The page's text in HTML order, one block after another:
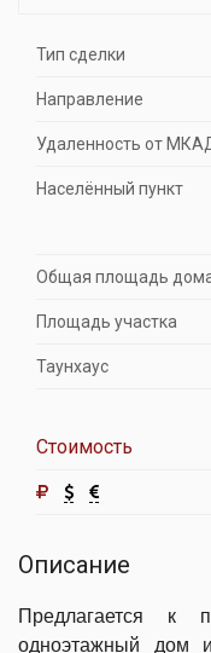
Тип сделки
Направление
Удаленность от
Населённый пункт
Общая площадь
Площадь участка
Таунхаус
Стоимость
Описание
Предлагается к
одноэтажный дом